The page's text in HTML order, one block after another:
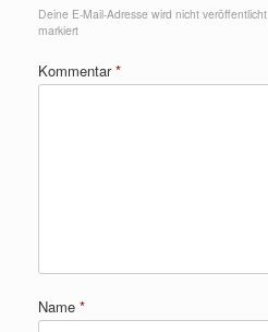
Deine E-Mail-Adresse wird nicht veröffentlicht.
markiert
Kommentar*
Name *